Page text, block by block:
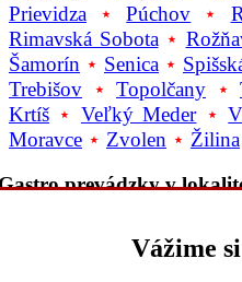
Prievidza ⋆Púchov ⋆
Rimavská Sobota⋆
Šamorín ⋆ Senica ⋆
Trebišov ⋆ Topolčany ⋆
Krtíš ⋆ Veľký Meder⋆
Moravce ⋆ Zvolen ⋆ Žilina
prevádzky v
|W |
Vážime